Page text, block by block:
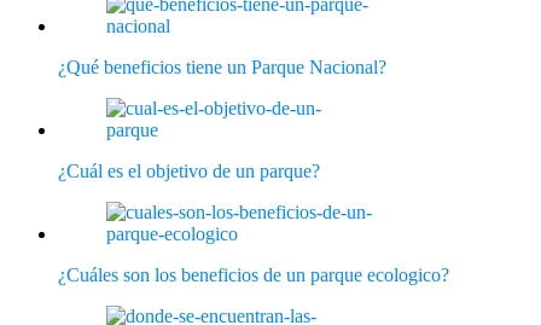
¿Qué beneficios tiene un Parque Nacional?
¿Cuál es el objetivo de un parque?
¿Cuáles son los beneficios de un parque ecologico?